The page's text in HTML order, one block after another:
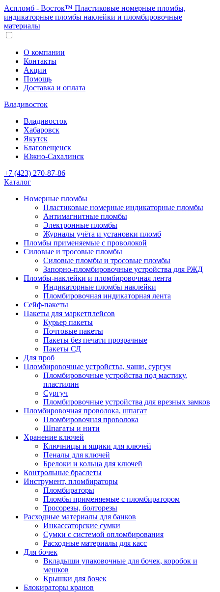
Аспломб - Восток™ Пластиковые номерные пломбы,
индикаторные пломбы наклейки и пломбировочные
материалы
О компании
Контакты
Акции
Помощь
Доставка и оплата
Владивосток
Владивосток
Хабаровск
Якутск
Благовещенск
Южно-Сахалинск
+7 (423) 270-87-86
Каталог
Номерные пломбы
Пластиковые номерные индикаторные пломбы
Антимагнитные пломбы
Электронные пломбы
Журналы учёта и установки пломб
Пломбы применяемые с проволокой
Силовые и тросовые пломбы
Силовые пломбы и тросовые пломбы
Запорно-пломбировочные устройства для РЖД
Пломбы-наклейки и пломбировочная лента
Индикаторные пломбы наклейки
Пломбировочная индикаторная лента
Сейф-пакеты
Пакеты для маркетплейсов
Курьер пакеты
Почтовые пакеты
Пакеты без печати прозрачные
Пакеты СД
Для проб
Пломбировочные устройства, чаши, сургуч
Пломбировочные устройства под мастику,
пластилин
Сургуч
Пломбировочные устройства для врезных замков
Пломбировочная проволока, шпагат
Пломбировочная проволока
Шпагаты и нити
Хранение ключей
Ключницы и ящики для ключей
Пеналы для ключей
Брелоки и кольца для ключей
Контрольные браслеты
Инструмент, пломбираторы
Пломбираторы
Пломбы применяемые с пломбиратором
Тросорезы, болторезы
Расходные материалы для банков
Инкассаторские сумки
Сумки с системой опломбирования
Расходные материалы для касс
Для бочек
Вкладыши упаковочные для бочек, коробок и
мешков
Крышки для бочек
Блокираторы кранов